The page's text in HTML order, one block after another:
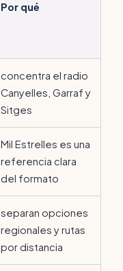
Por qué
concentra el radio
Canyelles, Garraf y
Sitges
Mil Estrelles es una
referencia clara
del formato
separan opciones
regionales y rutas
por distancia